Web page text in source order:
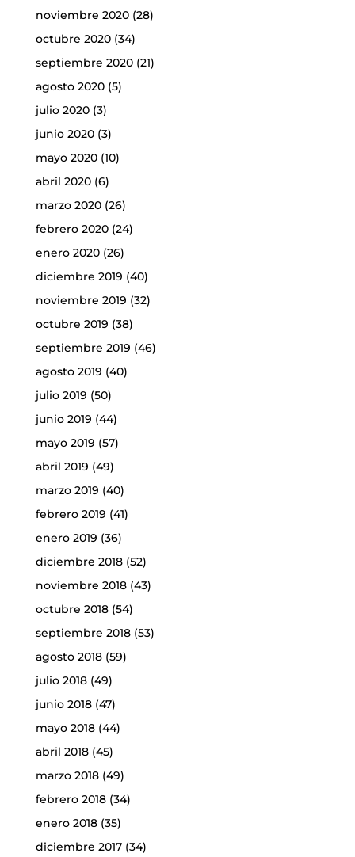
noviembre 2020(28)
octubre 2020(34)
septiembre 2020(21)
agosto 2020(5)
julio 2020(3)
junio 2020(3)
mayo 2020(10)
abril 2020(6)
marzo 2020(26)
febrero 2020(24)
enero 2020(26)
diciembre 2019 (40)
noviembre 2019 (32)
octubre 2019 (38)
septiembre 2019 (46)
agosto 2019 (40)
julio 2019 (50)
junio 2019 (44)
mayo 2019 (57)
abril 2019 (49)
marzo 2019 (40)
febrero 2019 (41)
enero 2019 (36)
diciembre 2018(52)
noviembre 2018(43)
octubre 2018(54)
septiembre 2018(53)
agosto 2018(59)
julio 2018(49)
junio 2018(47)
mayo 2018(44)
abril 2018(45)
marzo 2018(49)
febrero 2018(34)
enero 2018(35)
diciembre 2017(34)